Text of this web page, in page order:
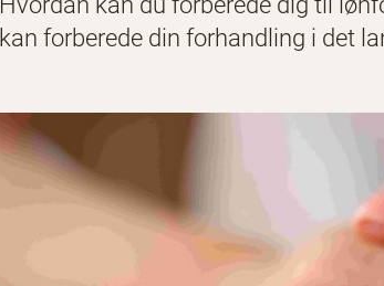
kan forberede din forhandling i det